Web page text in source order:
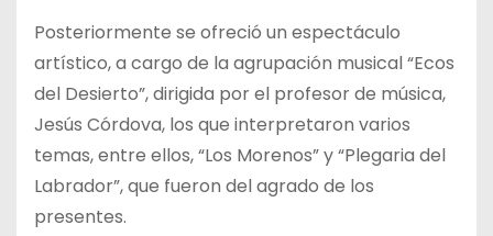
Posteriormente se ofreció un espectáculo
artístico, a cargo de la agrupación musical “Ecos
del Desierto”, dirigida por el profesor de música,
Jesús Córdova, los que interpretaron varios
temas, entre ellos, “Los Morenos” y “Plegaria del
Labrador”, que fueron del agrado de los
presentes.